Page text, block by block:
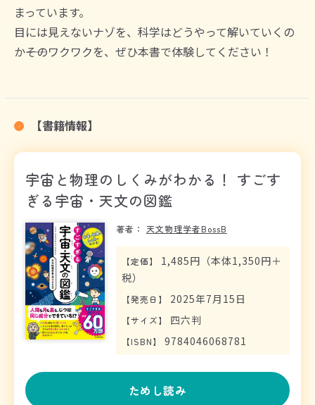
まっています。
目には見えないナゾを、科学はどうやって解いていくの
か――そのワクワクを、ぜひ本書で体験してください！
【書籍情報】
宇宙と物理のしくみがわかる！ すごす
ぎる宇宙・天文の図鑑
著者： 天文物理学者BossB
【定価】
1,485円（本体1,350円＋
税）
【発売日 】 2025年7月15日
【サイズ】 四六判
【ISBN】 9784046068781
ためし読み